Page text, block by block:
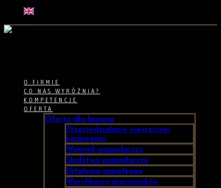
O FIRMIE
CO NAS WYRÓŻNIA?
KOMPETENCJE
OFERTA
Oferta dla biznesu
Przeciwdziałanie nieuczciwej
konkurencji
Wywiad gospodarczy
Śledztwa gospodarcze
Ustalenia majątkowe
Weryfikacja pracowników